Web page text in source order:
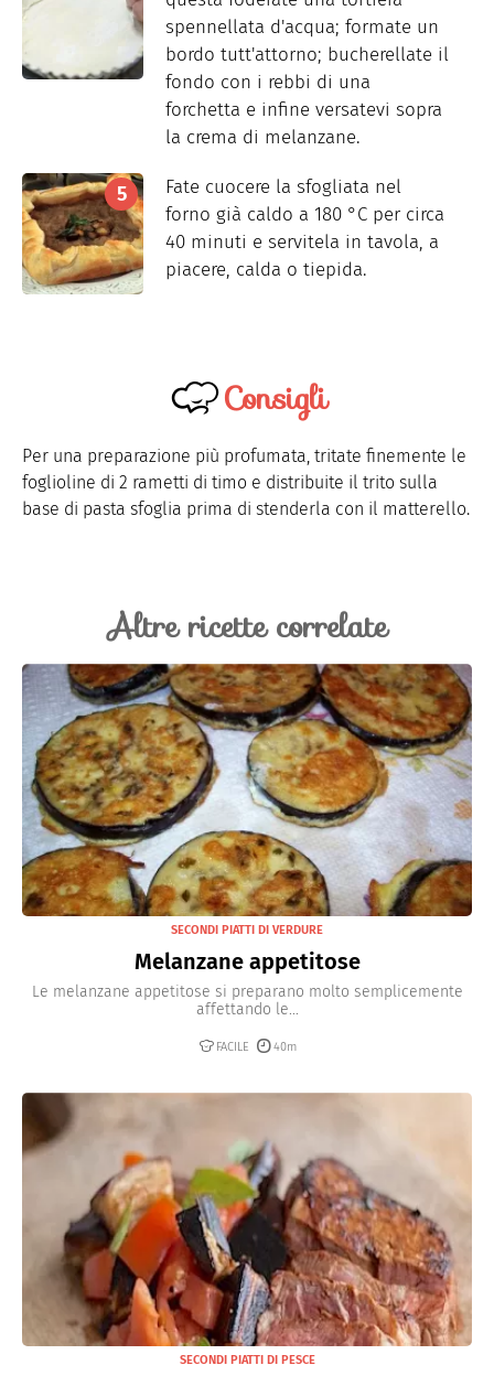
spennellata d'acqua; formate un
bordo tutt'attorno; bucherellate il
fondo con i rebbi di una
forchetta e infine versatevi sopra
la crema di melanzane.
Fate cuocere la sfogliata nel
forno già caldo a 180 °C per circa
40 minuti e servitela in tavola, a
piacere, calda o tiepida.
Consigli
Per una preparazione più profumata, tritate finemente le
foglioline di 2 rametti di timo e distribuite il trito sulla
base di pasta sfoglia prima di stenderla con il matterello.
Altre ricette correlate
SECONDI PIATTI DI VERDURE
Melanzane appetitose
Le melanzane appetitose si preparano molto semplicemente
affettando le...
FACILE 40m
SECONDI PIATTI DI PESCE